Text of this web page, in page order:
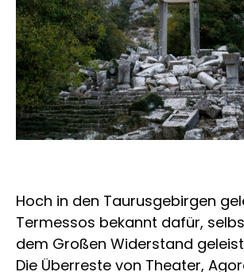
Hoch in den Taurusgebirgen
Termessos bekannt dafür,
dem Großen Widerstand
Die Überreste von Theater,